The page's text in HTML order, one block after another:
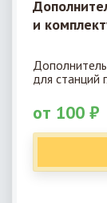
и
для станций
от 100 ₽